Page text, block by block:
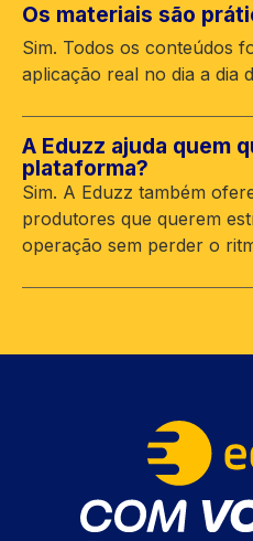
Os materiais são
Sim. Todos os conteúdos
aplicação real no dia a dia
A Eduzz ajuda quem
plataforma?
Sim. A Eduzz também
produtores que querem
operação sem perder o